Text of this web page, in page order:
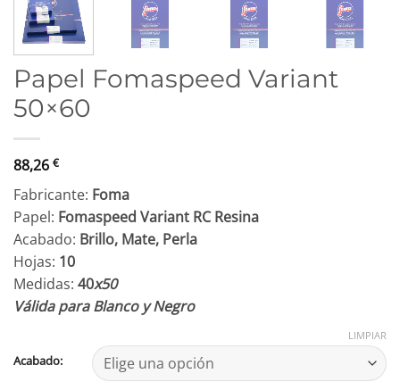
Papel Fomaspeed Variant
50×60
88,26 €
Fabricante: Foma
Papel: Fomaspeed Variant RC Resina
Acabado: Brillo, Mate, Perla
Hojas: 10
Medidas: 40x50
Válida para Blanco y Negro
Acabado:
LIMPIAR